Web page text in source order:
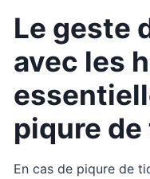
Le geste
avec les
piqure
En cas de piqure de